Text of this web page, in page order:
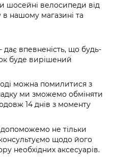
шосейні велосипеди від
нашому магазині та
- дає впевненість, що будь-
буде вирішений
можна помилитися з
ми зможемо обміняти
14 днів з моменту
не тільки
щодо його
необхідних аксесуарів.